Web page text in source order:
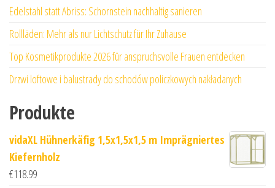
Edelstahl statt Abriss: Schornstein nachhaltig sanieren
Rollläden: Mehr als nur Lichtschutz für Ihr Zuhause
Top Kosmetikprodukte 2026 für anspruchsvolle Frauen entdecken
Drzwi loftowe i balustrady do schodów policzkowych nakładanych
Produkte
vidaXL Hühnerkäfig 1,5x1,5x1,5 m Imprägniertes
Kiefernholz
€118.99